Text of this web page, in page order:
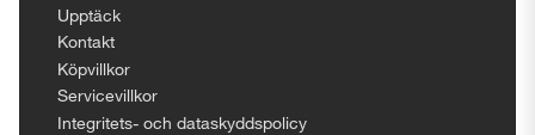
Upptäck
Kontakt
Köpvillkor
Servicevillkor
Integritets- och dataskyddspolicy